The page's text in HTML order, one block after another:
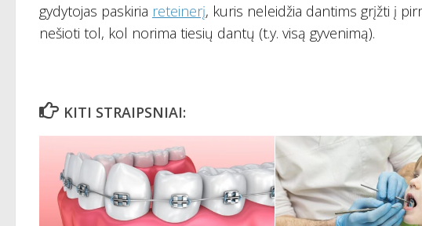
gydytojas paskiria reteinerį, kuris neleidžia dantims grįžti į
nešioti tol, kol norima tiesių dantų (t.y. visą gyvenimą).
KITI STRAIPSNIAI: